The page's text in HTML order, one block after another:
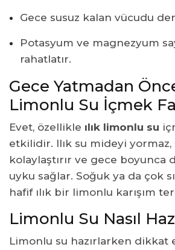
Gece susuz kalan vücudu
Potasyum ve magnezyum
rahatlatır.
Gece Yatmadan
Limonlu Su İçmek
Evet, özellikle ılık limonlu su
etkilidir. Ilık su mideyi
kolaylaştırır ve gece boyunca
uyku sağlar. Soğuk ya da çok
hafif ılık bir limonlu karışım
Limonlu Su Nasıl
Limonlu su hazırlarken dikkat